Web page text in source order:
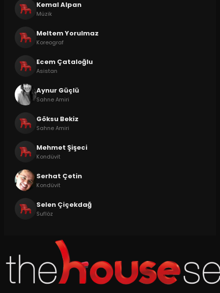
Kemal Alpan
Müzik
Meltem Yorulmaz
Koreograf
Ecem Çataloğlu
Asistan
Aynur Güçlü
Sahne Amiri
Göksu Bekiz
Sahne Amiri
Mehmet Şişeci
Kondüvit
Serhat Çetin
Kondüvit
Selen Çiçekdağ
Suflöz